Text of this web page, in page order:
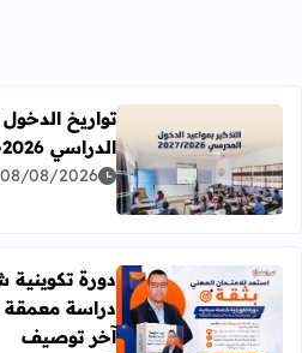
اقرأ المزيد عن تواريخ
تواريخ
الدراسي 2026-2027
08/08/2026
اقرأ المزيد عن دورة
دورة تكوينية
دراسة معمقة
آخر توصيف